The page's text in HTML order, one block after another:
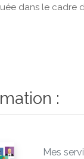
dans le cadre
:
Mes